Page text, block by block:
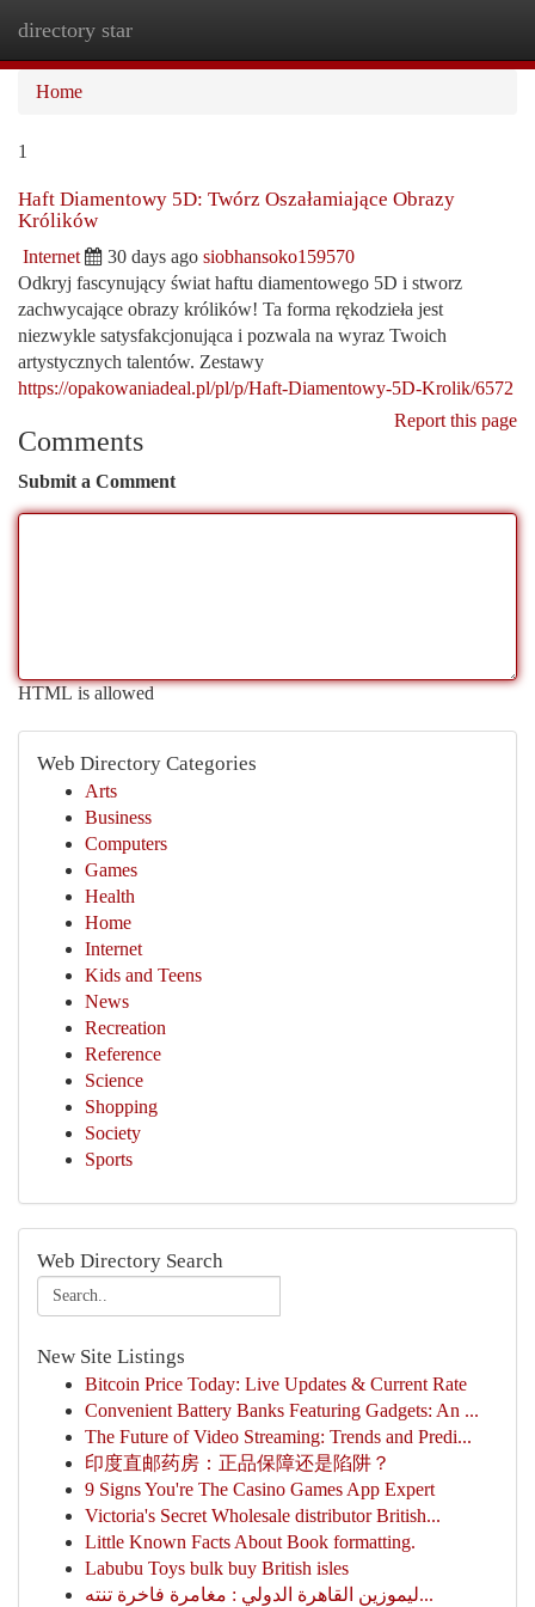
directory star
Home
1
Haft Diamentowy 5D: Twórz Oszałamiające Obrazy
Królików
Internet 30 days ago siobhansoko159570
Odkryj fascynujący świat haftu diamentowego 5D i stworz
zachwycające obrazy królików! Ta forma rękodzieła jest
niezwykle satysfakcjonująca i pozwala na wyraz Twoich
artystycznych talentów. Zestawy
https://opakowaniadeal.pl/pl/p/Haft-Diamentowy-5D-Krolik/6572
Report this page
Comments
Submit a Comment
HTML is allowed
Web Directory Categories
Arts
Business
Computers
Games
Health
Home
Internet
Kids and Teens
News
Recreation
Reference
Science
Shopping
Society
Sports
Web Directory Search
New Site Listings
Bitcoin Price Today: Live Updates & Current Rate
Convenient Battery Banks Featuring Gadgets: An ...
The Future of Video Streaming: Trends and Predi...
印度直邮药房：正品保障还是陷阱？
9 Signs You're The Casino Games App Expert
Victoria's Secret Wholesale distributor British...
Little Known Facts About Book formatting.
Labubu Toys bulk buy British isles
ليموزين القاهرة الدولي : مغامرة فاخرة تنته...